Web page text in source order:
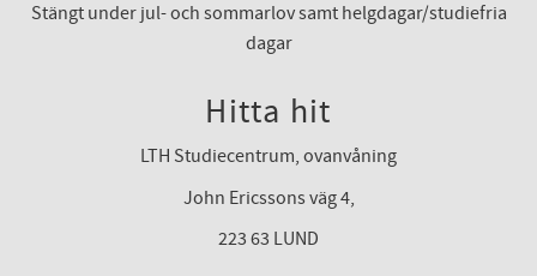
Stängt under jul- och sommarlov samt helgdagar/studiefria
dagar
Hitta hit
LTH Studiecentrum, ovanvåning
John Ericssons väg 4,
223 63 LUND